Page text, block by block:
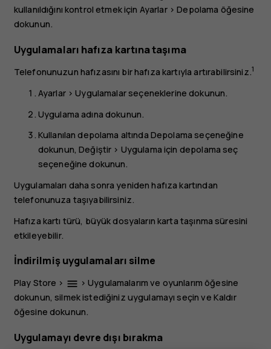
kullanıldığını kontrol etmek için Ayarlar>Depolama öğesine
dokunun.
Uygulamaları hafıza kartına taşıma
Telefonunuzun hafızasını bir hafıza kartıyla artırabilirsiniz.1
Ayarlar>Uygulamalarseçeneklerine dokunun.
Uygulama adına dokunun.
Kullanılan depolama altında Depolama seçeneğine
dokunun,Değiştir > Uygulama için depolama seç
seçeneğine dokunun.
Uygulamaları daha sonra yeniden hafıza kartından
telefonunuza taşıyabilirsiniz.
Hafıza kartı türü, büyük dosyaların karta taşınma süresini
etkileyebilir.
İndirilmiş uygulamaları silme
Play Store > menu >Uygulamalarım ve oyunlarım öğesine
dokunun, silmek istediğiniz uygulamayı seçin ve Kaldır
öğesine dokunun.
Uygulamayı devre dışı bırakma